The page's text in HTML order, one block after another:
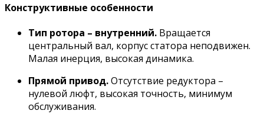
Конструктивные особенности
Тип ротора – внутренний. Вращается
центральный вал, корпус статора неподвижен.
Малая инерция, высокая динамика.
Прямой привод.Отсутствие редуктора –
нулевой люфт, высокая точность, минимум
обслуживания.